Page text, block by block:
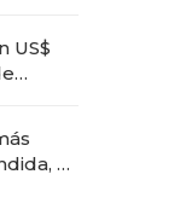
US$
el